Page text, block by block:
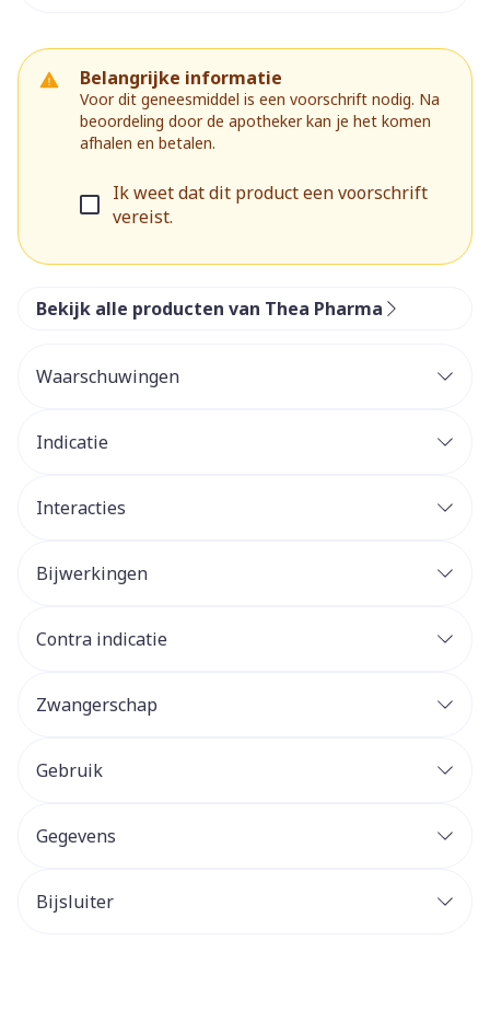
Belangrijke informatie
Voor dit geneesmiddel is een voorschrift nodig. Na
beoordeling door de apotheker kan je het komen
afhalen en betalen.
Ik weet dat dit product een voorschrift
vereist.
Bekijk alle producten van Thea Pharma
Waarschuwingen
Indicatie
Interacties
Bijwerkingen
Contra indicatie
Zwangerschap
Gebruik
Gegevens
Bijsluiter